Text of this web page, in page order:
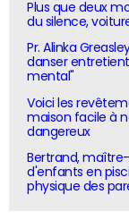
Plus que deux
du silence,
Pr. Alinka
danser
mental"
Voici les
maison facile à
dangereux
Bertrand,
d'enfants en
physique des